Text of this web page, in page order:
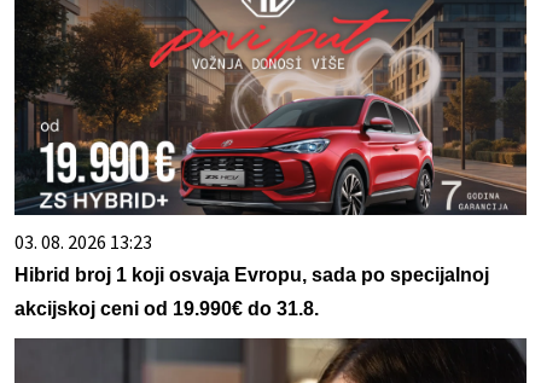
03. 08. 2026 13:23
Hibrid broj 1 koji osvaja Evropu, sada po specijalnoj
akcijskoj ceni od 19.990€ do 31.8.